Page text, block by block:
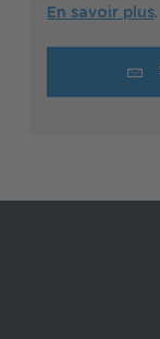
En savoir plus.